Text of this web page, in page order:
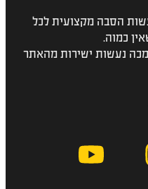
הסבה מקצועית לכל
כמוה.
נעשות ישירות מהאתר